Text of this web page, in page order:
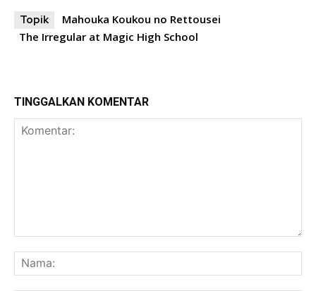
Topik
Mahouka Koukou no Rettousei
The Irregular at Magic High School
TINGGALKAN KOMENTAR